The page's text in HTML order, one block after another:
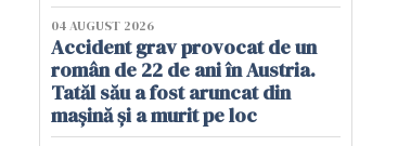
04 AUGUST 2026
Accident grav provocat de un
român de 22 de ani în Austria.
Tatăl său a fost aruncat din
mașină și a murit pe loc